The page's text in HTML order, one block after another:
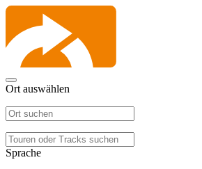
Ort auswählen
Sprache